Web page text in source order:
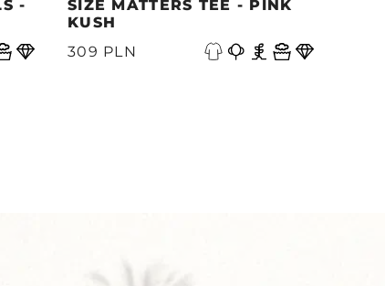
-
SIZE MATTERS TEE - PINK
KUSH
309 PLN